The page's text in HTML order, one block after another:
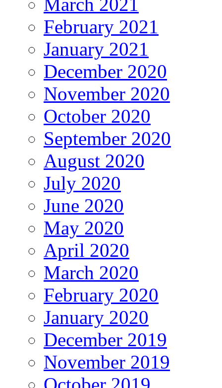
February 2021
January 2021
December 2020
November 2020
October 2020
September 2020
August 2020
July 2020
June 2020
May 2020
April 2020
March 2020
February 2020
January 2020
December 2019
November 2019